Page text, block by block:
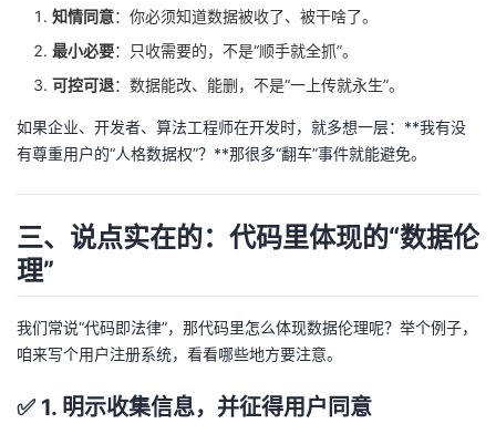
发
者
学
课
程
的
认
我
的
我
Programs
的
持
术
云
知情同意：你必须知道数据被收了、被干啥了。
最小必要：只收需要的，不是“顺手就全抓”。
可控可退：数据能改、能删，不是“一上传就永生”。
如果企业、开发者、算法工程师在开发时，就多想一层：**我有没
有尊重用户的“人格数据权”？**那很多“翻车”事件就能避免。
三、说点实在的：代码里体现的“数据伦
理”
我们常说“代码即法律”，那代码里怎么体现数据伦理呢？举个例子，
咱来写个用户注册系统，看看哪些地方要注意。
✅ 1. 明示收集信息，并征得用户同意